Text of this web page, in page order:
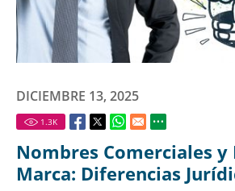
DICIEMBRE 13, 2025
1.3K
Nombres Comerciales y
Marca: Diferencias